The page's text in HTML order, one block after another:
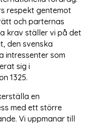
respekt gentemot
och parternas
krav ställer vi på det
den svenska
intressenter som
sig i
1325.
en
med ett större
Vi uppmanar till